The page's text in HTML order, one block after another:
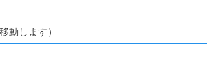
動します）